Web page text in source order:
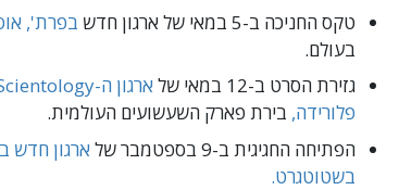
טקס החניכה ב-5 במאי של ארגון חדש
בפרת',
בעולם.
גזירת הסרט ב-12 במאי של
פלורידה, בירת פארק השעשועים העולמית.
הפתיחה החגיגית ב-9 בספטמבר של
ארגון חדש
בשטוטגרט.